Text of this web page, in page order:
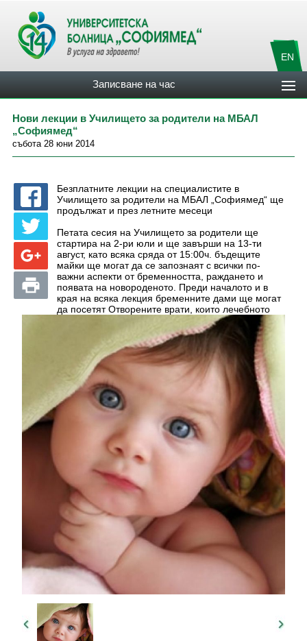
EN
Записване на час
Нови лекции в Училището за родители на МБАЛ
„Софиямед“
събота 28 юни 2014
Безплатните лекции на специалистите в
Училището за родители на МБАЛ „Софиямед“ ще
продължат и през летните месеци
Петата сесия на Училището за родители ще
стартира на 2-ри юли и ще завърши на 13-ти
август, като всяка сряда от 15:00ч. бъдещите
майки ще могат да се запознаят с всички по-
важни аспекти от бременността, раждането и
появата на новороденото. Преди началото и в
края на всяка лекция бременните дами ще могат
да посетят Отворените врати, които лечебното